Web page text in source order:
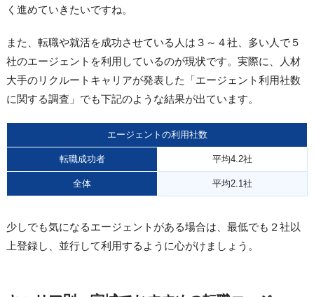
く進めていきたいですね。
また、転職や就活を成功させている人は３～４社、多い人で５
社のエージェントを利用しているのが現状です。実際に、人材
大手のリクルートキャリアが発表した「エージェント利用社数
に関する調査」でも下記のような結果が出ています。
エージェントの利用社数
転職成功者 平均4.2社
全体 平均2.1社
少しでも気になるエージェントがある場合は、最低でも２社以
上登録し、並行して利用するように心がけましょう。